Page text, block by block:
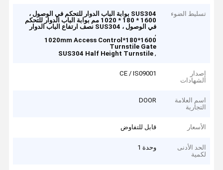
تسليط الضوء
SUS304 بوابة الباب الدوار للتحكم في الوصول ،
1600 * 180 * 1020 مم بوابة الباب الدوار للتحكم
في الوصول ، SUS304 نصف ارتفاع الباب الدوار
,
1600*180*1020mm Access Control
Turnstile Gate
,
SUS304 Half Height Turnstile
إصدار
الشهادات
CE / IS09001
اسم العلامة
التجارية
DOOR
الأسعار قابل للتفاوض
الحد الأدنى
لكمية
وحدة 1